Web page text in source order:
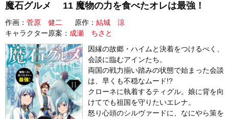
魔石グルメ 11 魔物の力を食べたオレは最強！
作画： 菅原 健二 原作： 結城 涼
キャラクター原案： 成瀬 ちさと
因縁の故郷・ハイムと決着をつけるべく、
会談に臨むアインたち。
両国の戦力揃い踏みの状態で始まった会談
は、早くも不穏なムード!?
クローネに執着するティグル。娘に背を向
けてでも祖国を守りたいエレナ。
怒り心頭のシルヴァードに、なにやら策を